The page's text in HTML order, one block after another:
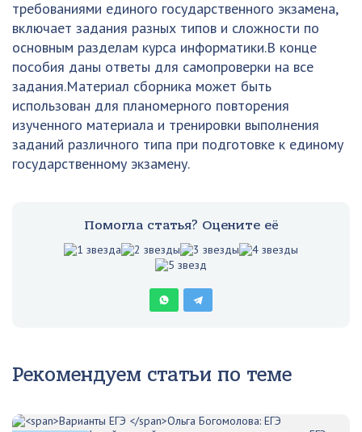
требованиями единого государственного экзамена,
включает задания разных типов и сложности по
основным разделам курса информатики.В конце
пособия даны ответы для самопроверки на все
задания.Материал сборника может быть
использован для планомерного повторения
изученного материала и тренировки выполнения
заданий различного типа при подготовке к единому
государственному экзамену.
Помогла статья? Оцените её
Рекомендуем статьи по теме